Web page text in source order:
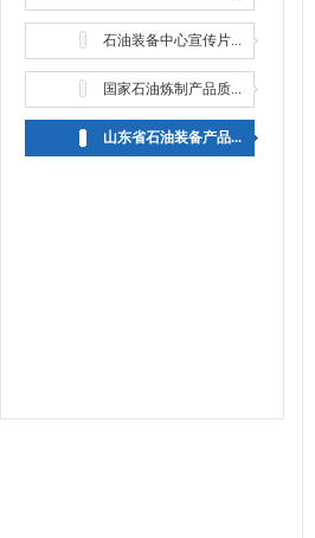
石油装备中心宣传片...
国家石油炼制产品质...
山东省石油装备产品...